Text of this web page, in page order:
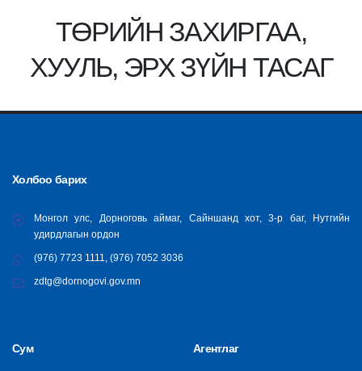
ТӨРИЙН ЗАХИРГАА,
ХУУЛЬ, ЭРХ ЗҮЙН ТАСАГ
Холбоо барих
Монгол улс, Дорноговь аймаг, Сайншанд хот, 3-р баг, Нутгийн
удирдлагын ордон
(976) 7723 1111, (976) 7052 3036
zdtg@dornogovi.gov.mn
Сум Агентлаг